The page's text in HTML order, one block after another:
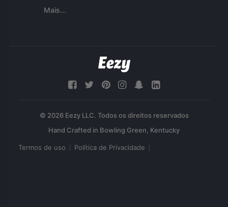
Mais...
© 2026 Eezy LLC. Todos os direitos reservados
Termos de uso Política de Privacidade